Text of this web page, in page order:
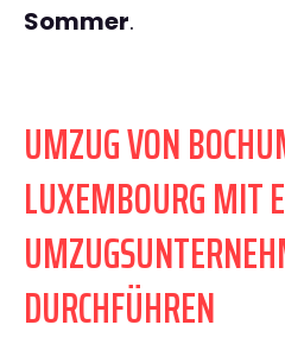
Sommer.
UMZUG VON
LUXEMBOURG MIT
DURCHFÜHREN